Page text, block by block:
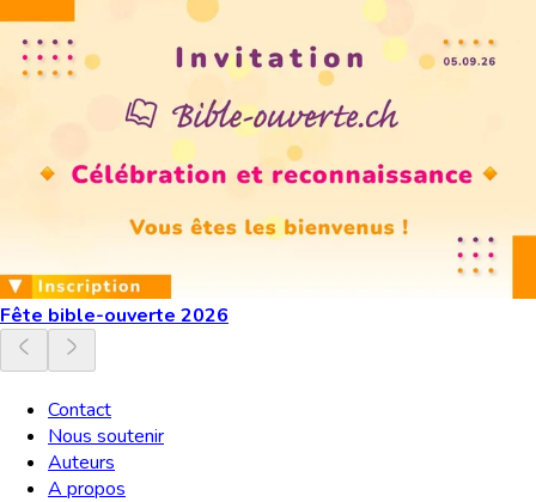
Fête bible-ouverte 2026
Contact
Nous soutenir
Auteurs
A propos